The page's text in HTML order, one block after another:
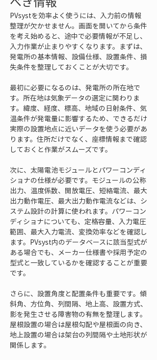
PVsystを効率よく使うには、入力前の情報
整理が欠かせません。画面を開いてから条件
を考え始めると、途中で必要情報が不足し、
入力作業が止まりやすくなります。まずは、
発電所の基本情報、設備仕様、設置条件、損
失条件を整理しておくことが大切です。
最初に必要になるのは、発電所の所在地で
す。所在地は気象データの選定に関わりま
す。緯度、経度、標高、地域の日射条件、気
温条件が発電量に影響するため、できるだけ
実際の設置地点に近いデータを使う必要があ
ります。住所だけでなく、座標情報まで確認
しておくと作業がスムーズです。
次に、太陽電池モジュールとパワーコンディ
ショナの仕様が必要です。モジュールの公称
出力、温度係数、開放電圧、短絡電流、最大
出力動作電圧、最大出力動作電流などは、シ
ステム設計の計算に使われます。パワーコン
ディショナについても、定格容量、入力電圧
範囲、最大入力電流、変換効率などを確認し
ます。PVsyst内のデータベースに該当型式が
ある場合でも、メーカー仕様書や採用予定の
型式と一致しているかを確認することが重要
です。
さらに、設置角度と配置条件も重要です。傾
斜角、方位角、列間隔、地上高、設置方式、
影を発生させる障害物の有無を整理します。
屋根設置の場合は屋根勾配や屋根面の向き、
地上設置の場合は架台の列間隔や土地形状が
関係します。